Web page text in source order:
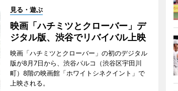
見る・遊ぶ
映画「ハチミツとクローバー」デ
ジタル版、渋谷でリバイバル上映
映画「ハチミツとクローバー」の初のデジタル
版が8月7日から、渋谷パルコ（渋谷区宇田川
町）8階の映画館「ホワイトシネクイント」で
上映される。